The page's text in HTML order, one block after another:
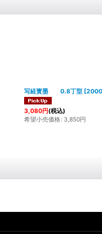
写経寳墨 0.8丁型 [
3,080円(税込)
希望小売価格: 3,850円